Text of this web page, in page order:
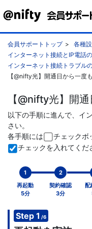
会員サポートトップ
各種
インターネット接続とIP電話
インターネット接続トラブル
【@nifty光】開通日から一度
【@nifty光】開
以下の手順に進んで、イ
さい。
各手順には
チェックボ
チェックを入れてくだ
1
再起動
5分
2
契約確認
3分
配
Step 1 /6